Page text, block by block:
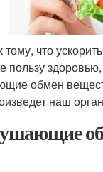
тому, что
пользу
обмен
наш